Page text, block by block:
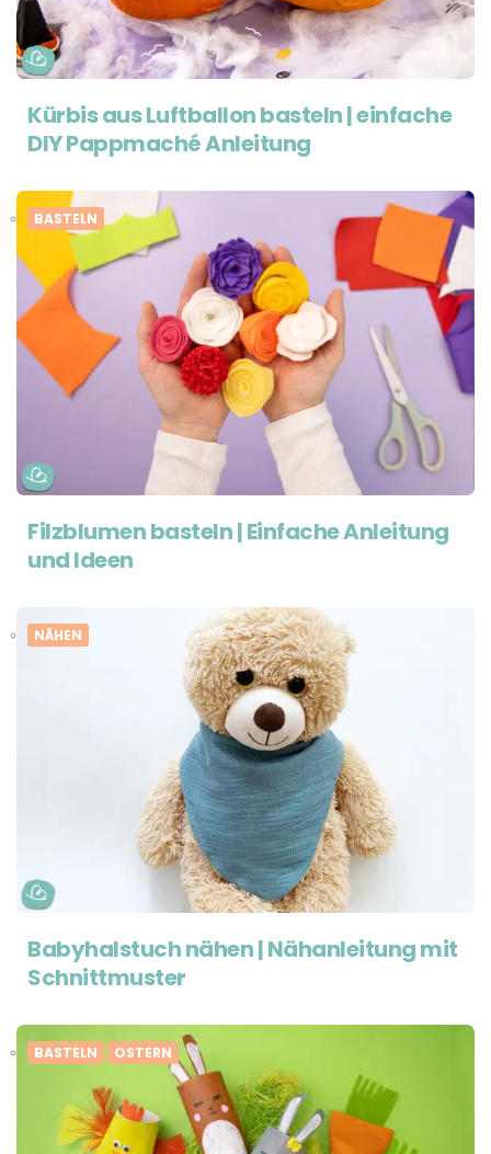
Kürbis aus Luftballon basteln | einfache
DIY Pappmaché Anleitung
BASTELN
Filzblumen basteln | Einfache Anleitung
und Ideen
NÄHEN
Babyhalstuch nähen | Nähanleitung mit
Schnittmuster
BASTELN OSTERN